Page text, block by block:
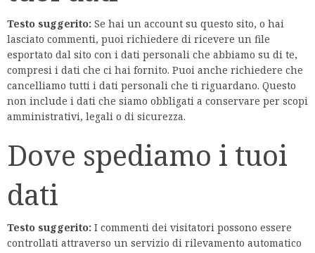
Testo suggerito: Se hai un account su questo sito, o hai
lasciato commenti, puoi richiedere di ricevere un file
esportato dal sito con i dati personali che abbiamo su di te,
compresi i dati che ci hai fornito. Puoi anche richiedere che
cancelliamo tutti i dati personali che ti riguardano. Questo
non include i dati che siamo obbligati a conservare per scopi
amministrativi, legali o di sicurezza.
Dove spediamo i tuoi
dati
Testo suggerito: I commenti dei visitatori possono essere
controllati attraverso un servizio di rilevamento automatico